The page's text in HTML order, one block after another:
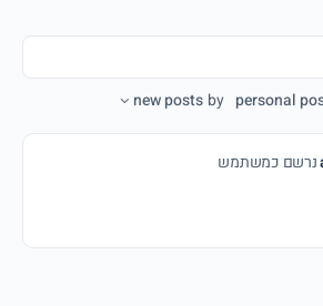
personal
by
new posts
נרשם כמשתמש